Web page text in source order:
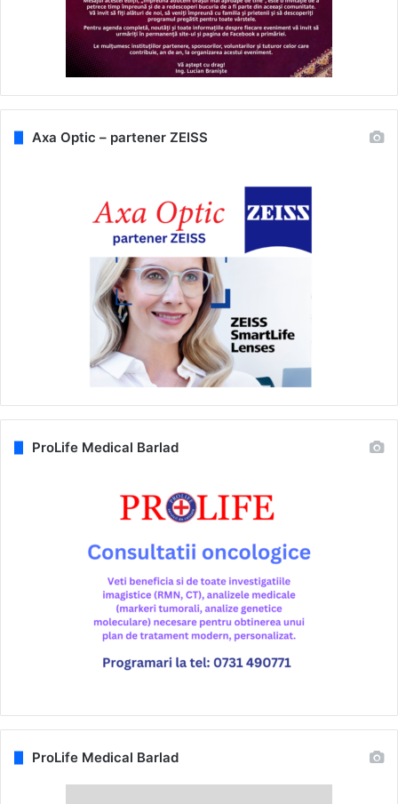
Axa Optic – partener ZEISS
ProLife Medical Barlad
ProLife Medical Barlad